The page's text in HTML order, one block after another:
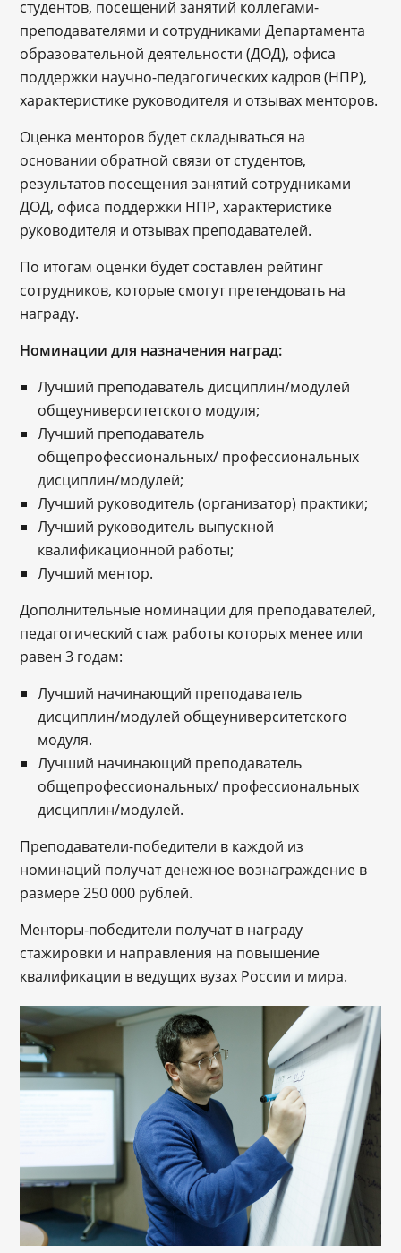
студентов, посещений занятий коллегами-
преподавателями и сотрудниками Департамента
образовательной деятельности (ДОД), офиса
поддержки научно-педагогических кадров (НПР),
характеристике руководителя и отзывах менторов.
Оценка менторов будет складываться на
основании обратной связи от студентов,
результатов посещения занятий сотрудниками
ДОД, офиса поддержки НПР, характеристике
руководителя и отзывах преподавателей.
По итогам оценки будет составлен рейтинг
сотрудников, которые смогут претендовать на
награду.
Номинации для назначения наград:
Лучший преподаватель дисциплин/модулей
общеуниверситетского модуля;
Лучший преподаватель
общепрофессиональных/ профессиональных
дисциплин/модулей;
Лучший руководитель (организатор) практики;
Лучший руководитель выпускной
квалификационной работы;
Лучший ментор.
Дополнительные номинации для преподавателей,
педагогический стаж работы которых менее или
равен 3 годам:
Лучший начинающий преподаватель
дисциплин/модулей общеуниверситетского
модуля.
Лучший начинающий преподаватель
общепрофессиональных/ профессиональных
дисциплин/модулей.
Преподаватели-победители в каждой из
номинаций получат денежное вознаграждение в
размере 250 000 рублей.
Менторы-победители получат в награду
стажировки и направления на повышение
квалификации в ведущих вузах России и мира.